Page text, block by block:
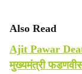
Also Read
Ajit Pawar
मुख्यमंत्री